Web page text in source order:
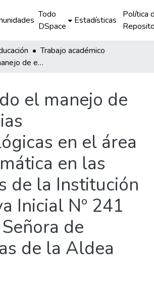
Todo
DSpace
Estadísticas
Política
Trabajo académico
Mejorando el manejo de estrategias metodológicas en el área de matemática en las docentes de la Institución Educativa Inicial Nº 241 Nuestra Señora de Cocharcas de la Aldea Infantil.
el manejo de
en el área
en las
de la Institución
Inicial Nº 241
de
de la Aldea